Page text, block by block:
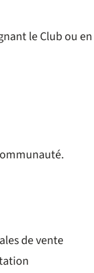
le Club ou en
de vente